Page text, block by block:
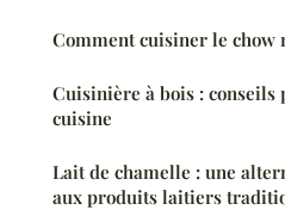
Comment cuisiner le chow
Cuisinière à bois :
cuisine
Lait de chamelle : une
aux produits laitiers